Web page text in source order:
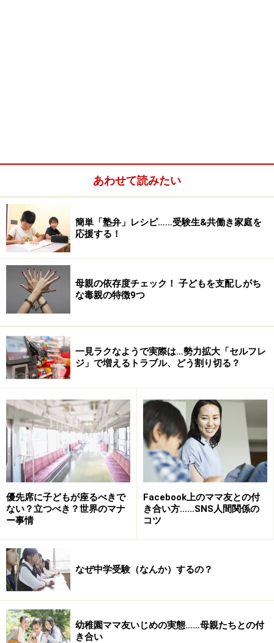
あわせて読みたい
簡単「塾弁」レシピ……受験生&共働き家庭を
応援する！
母親の依存度チェック！ 子どもを支配しがち
な毒親の特徴9つ
一見ラクなようで実際は…勢力拡大「セルフレ
ジ」で増えるトラブル、どう割り切る？
優先席に子どもが座るべきで
ない？立つべき？世界のマナ
ー事情
Facebook上のママ友との付
き合い方……SNS人間関係の
コツ
なぜ中学受験（なんか）するの？
幼稚園ママ友いじめの実態……母親たちとの付
き合い